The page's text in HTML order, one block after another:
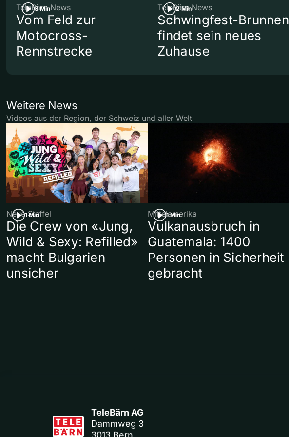
3 Min
TeleBärn News
Vom Feld zur
Motocross-
Rennstrecke
2 Min
TeleBärn News
Schwingfest-Brunnen
findet sein neues
Zuhause
Weitere News
Videos aus der Region, der Schweiz und aller Welt
1 Min
Neue Staffel
Die Crew von «Jung,
Wild & Sexy: Refilled»
macht Bulgarien
unsicher
1 Min
Mittelamerika
Vulkanausbruch in
Guatemala: 1400
Personen in Sicherheit
gebracht
TeleBärn AG
Dammweg 3
3013 Bern